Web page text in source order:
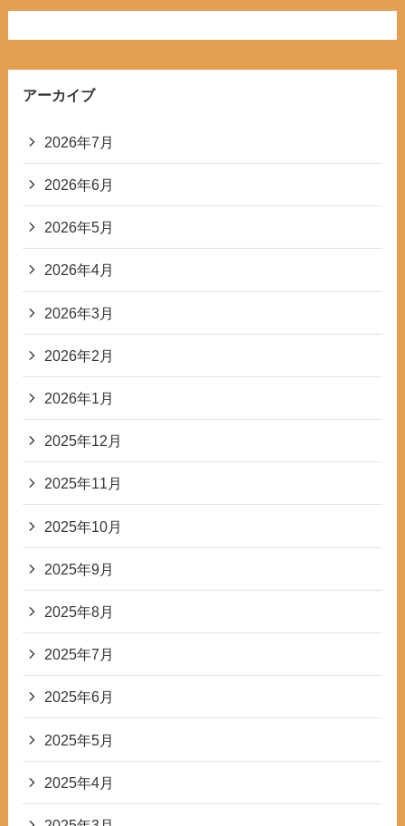
アーカイブ
2026年7月
2026年6月
2026年5月
2026年4月
2026年3月
2026年2月
2026年1月
2025年12月
2025年11月
2025年10月
2025年9月
2025年8月
2025年7月
2025年6月
2025年5月
2025年4月